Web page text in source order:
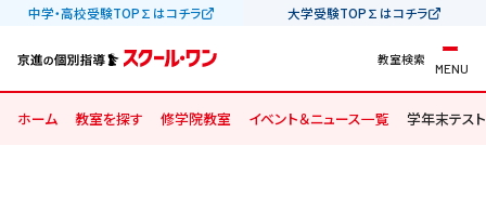
中学・高校受験TOP∑はコチラ 大学受験TOP∑はコチラ
教室検索
MENU
ホーム 教室を探す 修学院教室 イベント＆ニュース一覧 学年末テス